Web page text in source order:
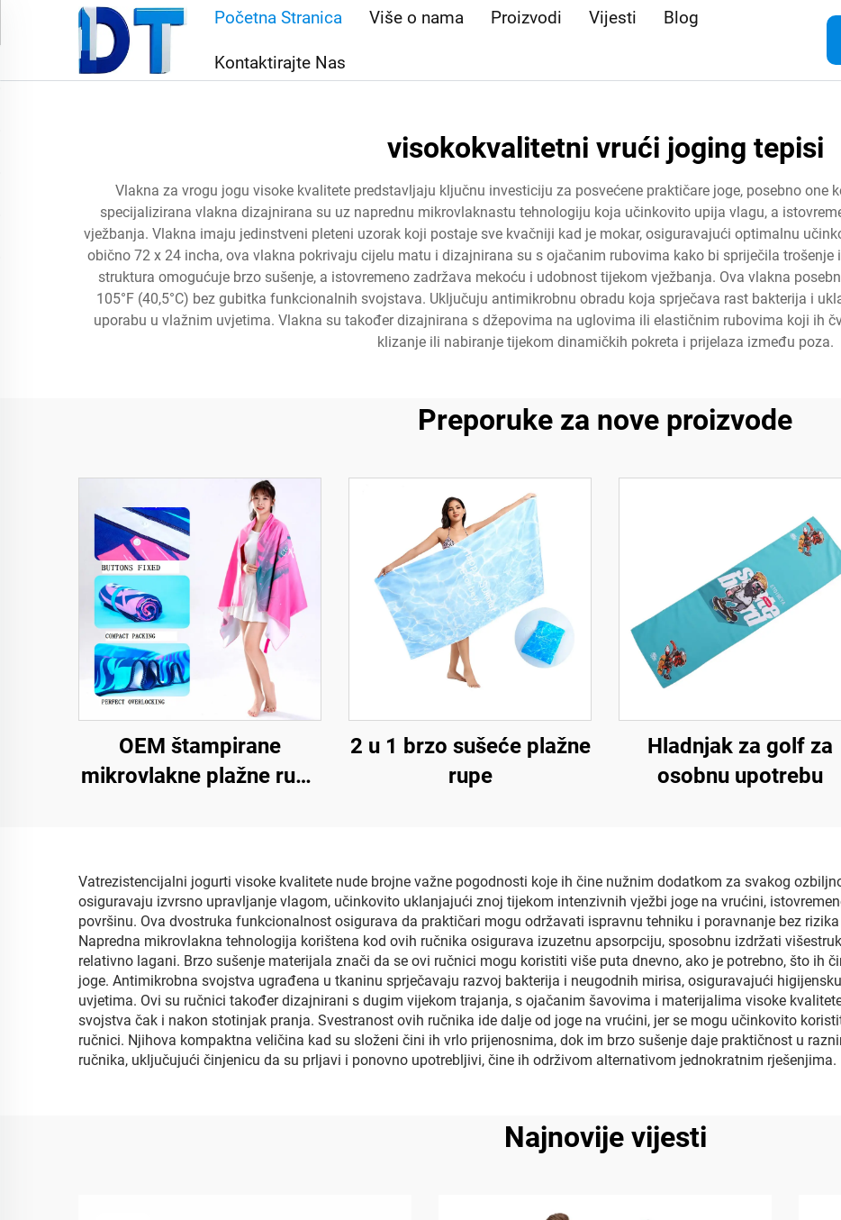
Početna Stranica Više o nama Proizvodi Vijesti Blog
Kontaktirajte Nas
visokokvalitetni vrući joging tepisi
Vlakna za vrogu jogu visoke kvalitete predstavljaju ključnu investiciju za posvećene praktičare joge, posebno one
specijalizirana vlakna dizajnirana su uz naprednu mikrovlaknastu tehnologiju koja učinkovito upija vlagu, a
vježbanja. Vlakna imaju jedinstveni pleteni uzorak koji postaje sve kvačniji kad je mokar, osiguravajući optimalnu
obično 72 x 24 incha, ova vlakna pokrivaju cijelu matu i dizajnirana su s ojačanim rubovima kako bi spriječila
struktura omogućuje brzo sušenje, a istovremeno zadržava mekoću i udobnost tijekom vježbanja. Ova vlakna
105°F (40,5°C) bez gubitka funkcionalnih svojstava. Uključuju antimikrobnu obradu koja sprječava rast bakterija i
uporabu u vlažnim uvjetima. Vlakna su također dizajnirana s džepovima na uglovima ili elastičnim rubovima koji ih
klizanje ili nabiranje tijekom dinamičkih pokreta i prijelaza između poza.
Preporuke za nove proizvode
OEM štampirane
mikrovlakne plažne rupe
2 u 1 brzo sušeće plažne
rupe
Hladnjak za golf za
osobnu upotrebu
Vatrezistencijalni jogurti visoke kvalitete nude brojne važne pogodnosti koje ih čine nužnim dodatkom za svakog
osiguravaju izvrsno upravljanje vlagom, učinkovito uklanjajući znoj tijekom intenzivnih vježbi joge na vrućini,
površinu. Ova dvostruka funkcionalnost osigurava da praktičari mogu održavati ispravnu tehniku i poravnanje bez
Napredna mikrovlakna tehnologija korištena kod ovih ručnika osigurava izuzetnu apsorpciju, sposobnu izdržati
relativno lagani. Brzo sušenje materijala znači da se ovi ručnici mogu koristiti više puta dnevno, ako je potrebno, što ih
joge. Antimikrobna svojstva ugrađena u tkaninu sprječavaju razvoj bakterija i neugodnih mirisa, osiguravajući
uvjetima. Ovi su ručnici također dizajnirani s dugim vijekom trajanja, s ojačanim šavovima i materijalima visoke
svojstva čak i nakon stotinjak pranja. Svestranost ovih ručnika ide dalje od joge na vrućini, jer se mogu učinkovito
ručnici. Njihova kompaktna veličina kad su složeni čini ih vrlo prijenosnima, dok im brzo sušenje daje praktičnost u
ručnika, uključujući činjenicu da su prljavi i ponovno upotrebljivi, čine ih održivom alternativom jednokratnim rješenjima.
Najnovije vijesti